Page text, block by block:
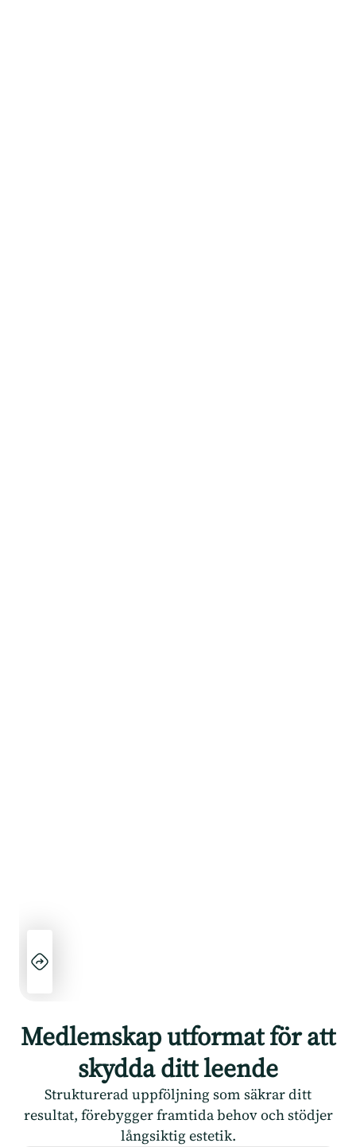
Medlemskap utformat för att
skydda ditt leende
Strukturerad uppföljning som säkrar ditt
resultat, förebygger framtida behov och stödjer
långsiktig estetik.